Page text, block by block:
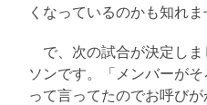
くなっているのかも知れま
で、次の試合が決定しま
ソンです。「メンバーがそ
って言ってたのでお呼びが